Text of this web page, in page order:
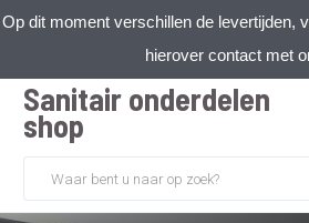
Op dit moment verschillen de levertijden,
hierover contact met
Sanitair onderdelen
shop